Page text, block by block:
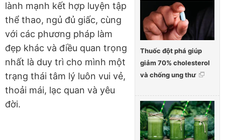
Thuốc đột phá giúp
giảm 70% cholesterol
và chống ung thư
lành mạnh kết hợp luyện tập
thể thao, ngủ đủ giấc, cùng
với các phương pháp làm
đẹp khác và điều quan trọng
nhất là duy trì cho mình một
trạng thái tâm lý luôn vui vẻ,
thoải mái, lạc quan và yêu
đời.